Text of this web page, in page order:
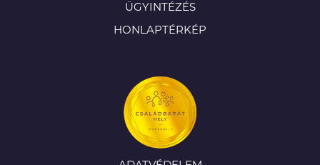
ÜGYINTÉZÉS
HONLAPTÉRKÉP